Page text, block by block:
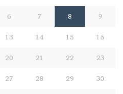
6 7 8 9
13 14 15 16
20 21 22 23
27 28 29 30